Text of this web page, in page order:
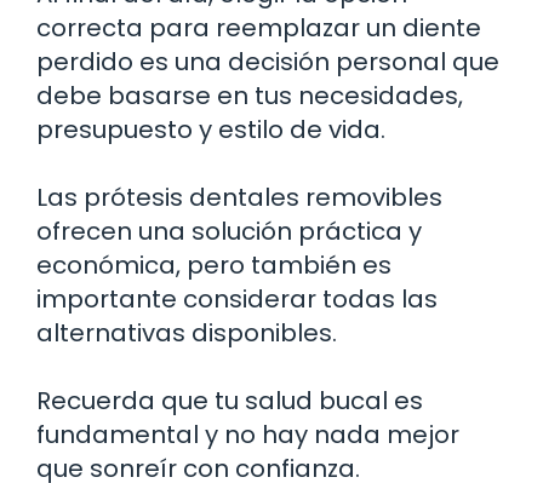
correcta para reemplazar un diente
perdido es una decisión personal que
debe basarse en tus necesidades,
presupuesto y estilo de vida.
Las prótesis dentales removibles
ofrecen una solución práctica y
económica, pero también es
importante considerar todas las
alternativas disponibles.
Recuerda que tu salud bucal es
fundamental y no hay nada mejor
que sonreír con confianza.